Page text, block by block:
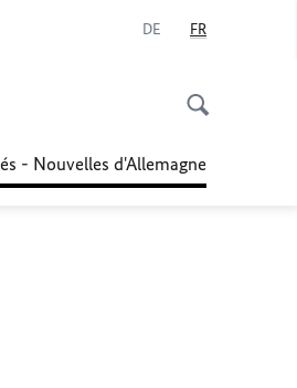
DE FR
- Nouvelles d'Allemagne